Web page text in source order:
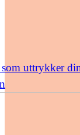
uttrykker